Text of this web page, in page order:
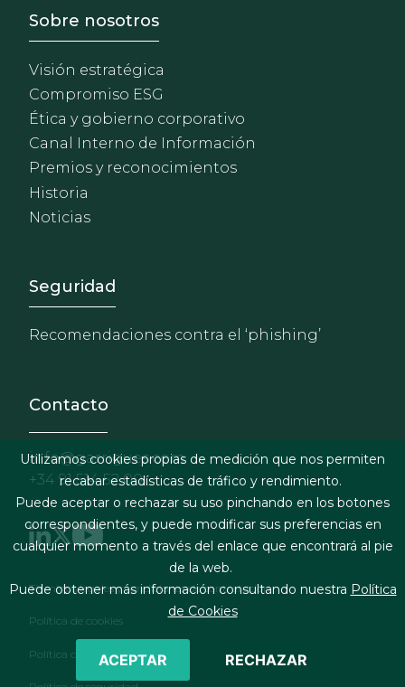
Footer - Sobre Nosotros
Sobre nosotros
Visión estratégica
Compromiso ESG
Ética y gobierno corporativo
Canal Interno de Información
Premios y reconocimientos
Historia
Noticias
Footer - Extranet y
Seguridad
Recomendaciones contra el ‘phishing’
Contacto
info@garrigues.com
+34 91 514 52 00
Footer menu
Términos legales y condiciones de contratación
Política de cookies
Política de privacidad
Utilizamos cookies propias de medición que nos permiten
recabar estadísticas de tráfico y rendimiento.
Puede aceptar o rechazar su uso pinchando en los botones
correspondientes, y puede modificar sus preferencias en
cualquier momento a través del enlace que encontrará al pie
de la web.
Puede obtener más información consultando nuestra Política
de Cookies
ACEPTAR RECHAZAR